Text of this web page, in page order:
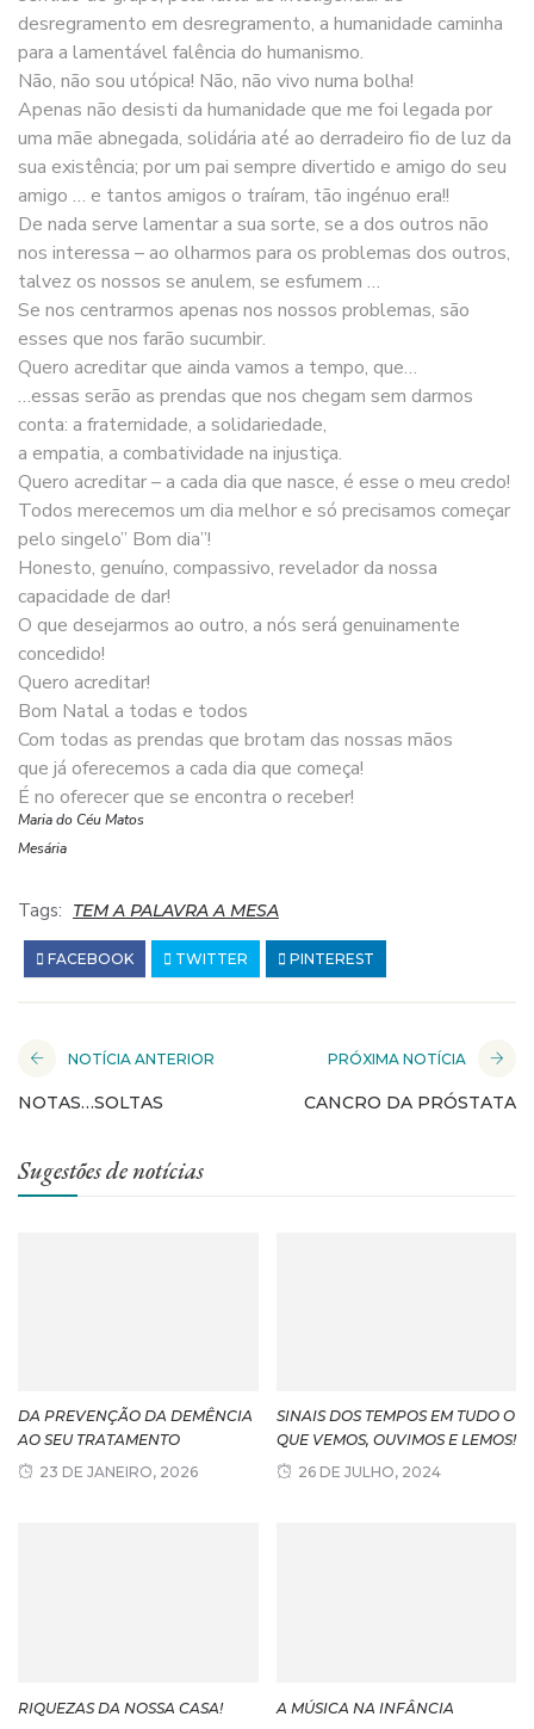
desregramento em desregramento, a humanidade caminha
para a lamentável falência do humanismo.
Não, não sou utópica! Não, não vivo numa bolha!
Apenas não desisti da humanidade que me foi legada por
uma mãe abnegada, solidária até ao derradeiro fio de luz da
sua existência; por um pai sempre divertido e amigo do seu
amigo … e tantos amigos o traíram, tão ingénuo era!!
De nada serve lamentar a sua sorte, se a dos outros não
nos interessa – ao olharmos para os problemas dos outros,
talvez os nossos se anulem, se esfumem …
Se nos centrarmos apenas nos nossos problemas, são
esses que nos farão sucumbir.
Quero acreditar que ainda vamos a tempo, que…
…essas serão as prendas que nos chegam sem darmos
conta: a fraternidade, a solidariedade,
a empatia, a combatividade na injustiça.
Quero acreditar – a cada dia que nasce, é esse o meu credo!
Todos merecemos um dia melhor e só precisamos começar
pelo singelo” Bom dia”!
Honesto, genuíno, compassivo, revelador da nossa
capacidade de dar!
O que desejarmos ao outro, a nós será genuinamente
concedido!
Quero acreditar!
Bom Natal a todas e todos
Com todas as prendas que brotam das nossas mãos
que já oferecemos a cada dia que começa!
É no oferecer que se encontra o receber!
Maria do Céu Matos
Mesária
Tags: TEM A PALAVRA A MESA
FACEBOOK TWITTER PINTEREST
NOTÍCIA ANTERIOR
NOTAS…SOLTAS
PRÓXIMA NOTÍCIA
CANCRO DA PRÓSTATA
Sugestões de notícias
DA PREVENÇÃO DA DEMÊNCIA
AO SEU TRATAMENTO
23 DE JANEIRO, 2026
SINAIS DOS TEMPOS EM TUDO O
QUE VEMOS, OUVIMOS E LEMOS!
26 DE JULHO, 2024
RIQUEZAS DA NOSSA CASA!
A MÚSICA NA INFÂNCIA